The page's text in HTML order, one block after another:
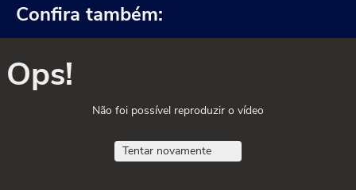
Confira também:
Ops!
Não foi possível reproduzir o vídeo
Tentar novamente